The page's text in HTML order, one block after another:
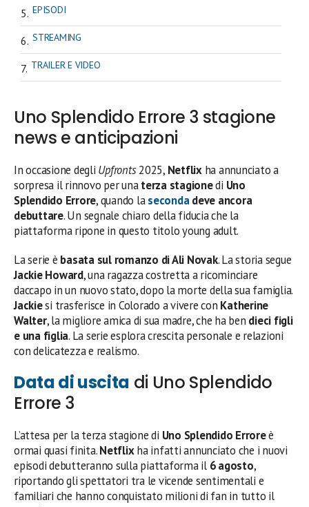
EPISODI
STREAMING
TRAILER E VIDEO
Uno Splendido Errore 3 stagione
news e anticipazioni
In occasione degli Upfronts2025, Netflixha annunciato a
sorpresa il rinnovo per unaterza stagionedi Uno
Splendido Errore, quando lasecondadeve ancora
debuttare. Un segnale chiaro della fiducia che la
piattaforma ripone in questo titolo young adult.
La serie è basata sul romanzo di Ali Novak. La storia segue
Jackie Howard, una ragazza costretta a ricominciare
daccapo in un nuovo stato, dopo la morte della sua famiglia.
Jackiesi trasferisce in Colorado a vivere con Katherine
Walter, la migliore amica di sua madre, che ha ben dieci figli
e una figlia. La serie esplora crescita personale e relazioni
con delicatezza e realismo.
Data di uscita di Uno Splendido
Errore 3
L’attesa per la terza stagione di Uno Splendido Erroreè
ormai quasi finita.Netflixha infatti annunciato che i nuovi
episodi debutteranno sulla piattaforma il 6 agosto,
riportando gli spettatori tra le vicende sentimentali e
familiari che hanno conquistato milioni di fan in tutto il